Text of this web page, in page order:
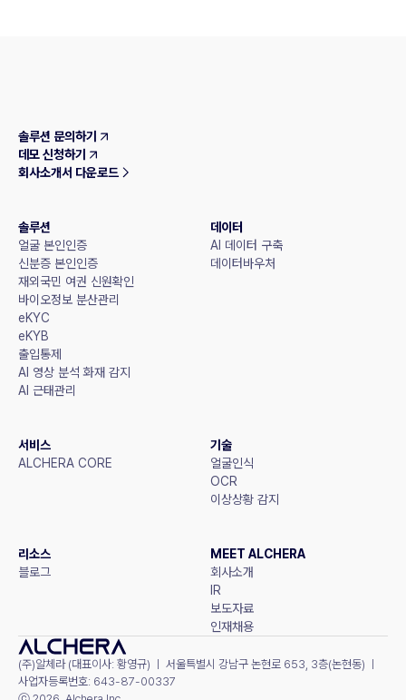
솔루션 문의하기
데모 신청하기
회사소개서 다운로드
솔루션
얼굴 본인인증
신분증 본인인증
재외국민 여권 신원확인
바이오정보 분산관리
eKYC
eKYB
출입통제
AI 영상 분석 화재 감지
AI 근태관리
데이터
AI 데이터 구축
데이터바우처
서비스
ALCHERA CORE
기술
얼굴인식
OCR
이상상황 감지
리소스
블로그
MEET ALCHERA
회사소개
IR
보도자료
인재채용
(주)알체라 (대표이사: 황영규) ㅣ 서울특별시 강남구 논현로 653, 3층(논현동) ㅣ
사업자등록번호: 643-87-00337